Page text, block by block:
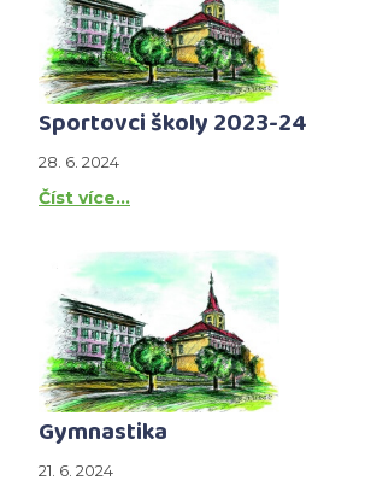
Sportovci školy 2023-24
28. 6. 2024
Číst více…
Gymnastika
21. 6. 2024